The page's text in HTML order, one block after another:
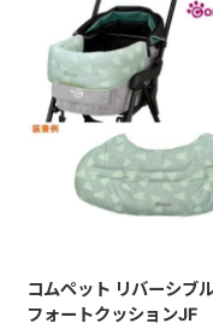
コムペット リバーシブ
フォートクッションJF